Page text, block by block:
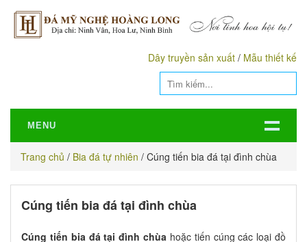
Dây truyền sản xuất / Mẫu thiết kế
MENU
Trang chủ / Bia đá tự nhiên / Cúng tiến bia đá tại đình chùa
Cúng tiến bia đá tại đình chùa
Cúng tiến bia đá tại đình chùa hoặc tiến cúng các loại đồ